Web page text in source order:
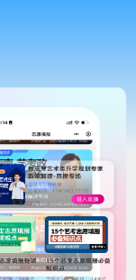
香港中文大学（深圳）2023年夏季高考招生简章